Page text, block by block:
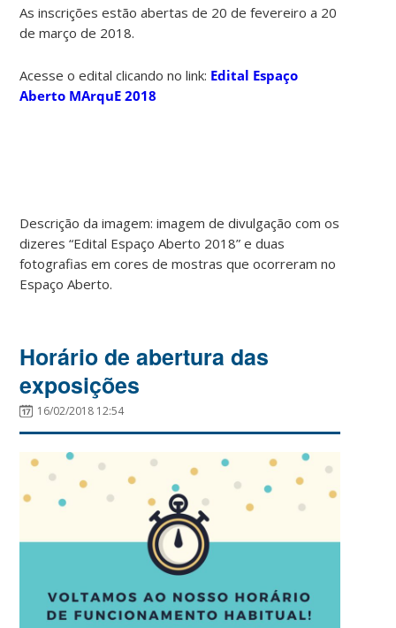
As inscrições estão abertas de 20 de fevereiro a 20
de março de 2018.
Acesse o edital clicando no link: Edital Espaço
Aberto MArquE 2018
Descrição da imagem: imagem de divulgação com os
dizeres “Edital Espaço Aberto 2018” e duas
fotografias em cores de mostras que ocorreram no
Espaço Aberto.
Horário de abertura das
exposições
16/02/2018 12:54